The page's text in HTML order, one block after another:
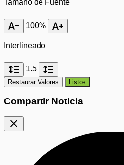
Tamaño de Fuente
text_decrease 100% text_increase
Interlineado
format_line_spacing 1.5 format_line_spacing
Restaurar Valores Listos
Compartir Noticia
close